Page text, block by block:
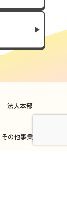
法人本部
その他事業